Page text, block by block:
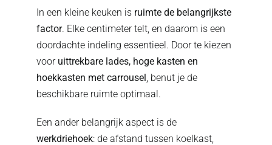
In een kleine keuken is ruimte de belangrijkste
factor. Elke centimeter telt, en daarom is een
doordachte indeling essentieel. Door te kiezen
voor uittrekbare lades, hoge kasten en
hoekkasten met carrousel, benut je de
beschikbare ruimte optimaal.
Een ander belangrijk aspect is de
werkdriehoek: de afstand tussen koelkast,